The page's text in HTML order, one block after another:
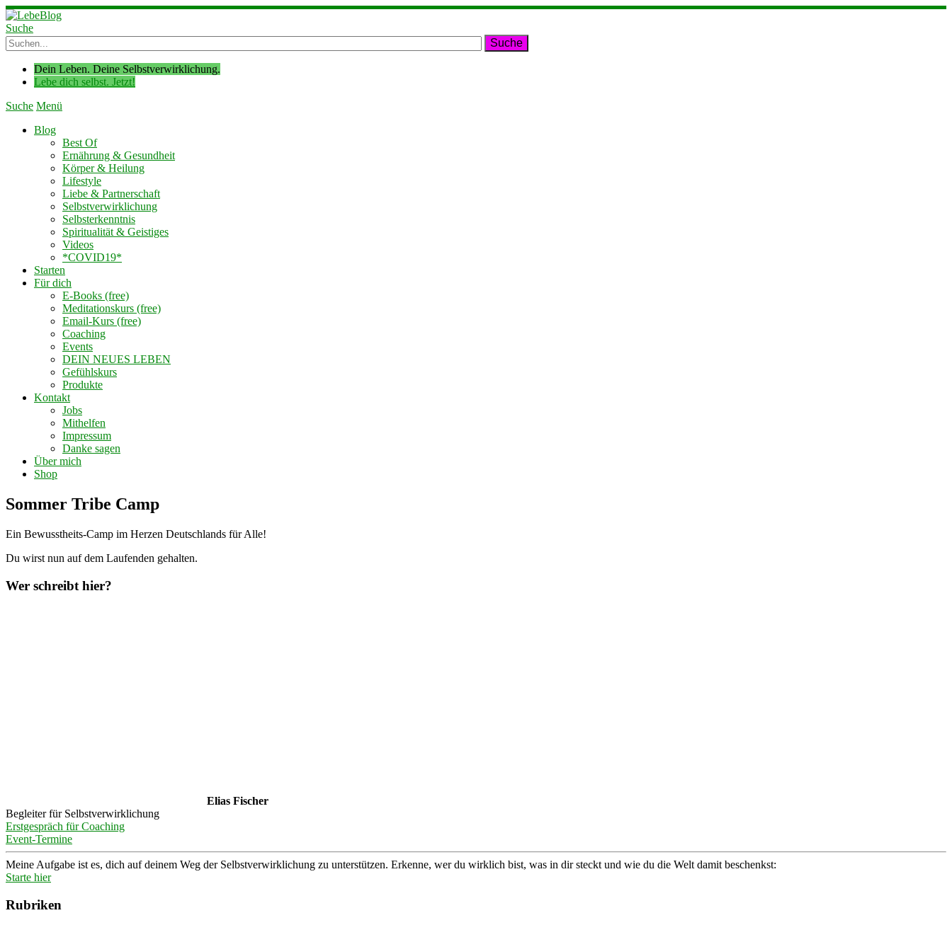
Suche
Dein Leben. Deine Selbstverwirklichung.
Lebe dich selbst. Jetzt!
Suche Menü
Blog
Best Of
Ernährung & Gesundheit
Körper & Heilung
Lifestyle
Liebe & Partnerschaft
Selbstverwirklichung
Selbsterkenntnis
Spiritualität & Geistiges
Videos
*COVID19*
Starten
Für dich
E-Books (free)
Meditationskurs (free)
Email-Kurs (free)
Coaching
Events
DEIN NEUES LEBEN
Gefühlskurs
Produkte
Kontakt
Jobs
Mithelfen
Impressum
Danke sagen
Über mich
Shop
Sommer Tribe Camp
Ein Bewusstheits-Camp im Herzen Deutschlands für Alle!
Du wirst nun auf dem Laufenden gehalten.
Wer schreibt hier?
Elias Fischer
Begleiter für Selbstverwirklichung
Erstgespräch für Coaching
Event-Termine
Meine Aufgabe ist es, dich auf deinem Weg der Selbstverwirklichung zu unterstützen. Erkenne, wer du wirklich bist, was in dir steckt und wie du die Welt damit beschenkst:
Starte hier
Rubriken